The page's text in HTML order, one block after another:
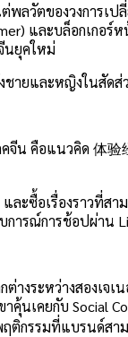
วัตของวงการเ
และบล็อกเก
นยุคใหม่
ยและหญิงในสัด
คือแนวคิด 体验
ะซื้อเรื่องราวที่ส
รณ์การช้อปผ่าน
ระหว่างสองเจ
นเคยกับ Social
ติกรรมที่แบรนด์ส